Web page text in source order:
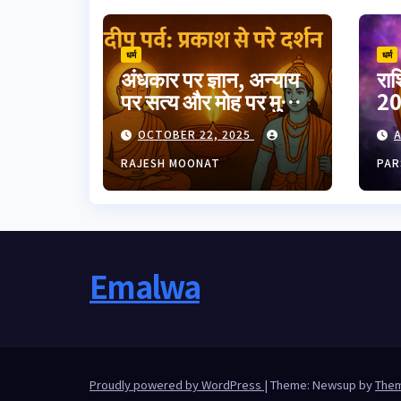
धर्म
अंधकार पर ज्ञान, अन्याय
पर सत्य और मोह पर मुक्ति
का उत्सव दीपावली।
भारतीय परंपरा का यह
त्योहार आत्मप्रकाश का
प्रतीक है
OCTOBER 22, 2025
RAJESH MOONAT
धर्म
Emalwa
Proudly powered by WordPress | Theme: Newsup by